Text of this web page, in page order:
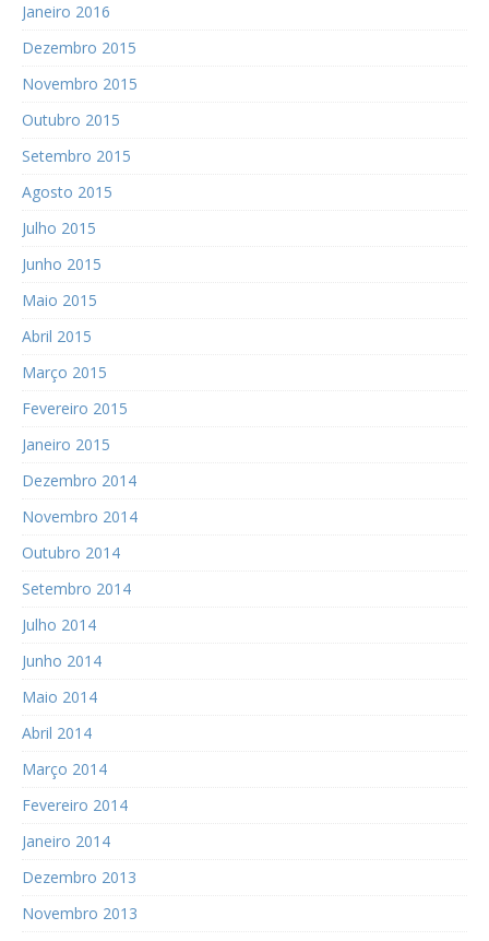
Janeiro 2016
Dezembro 2015
Novembro 2015
Outubro 2015
Setembro 2015
Agosto 2015
Julho 2015
Junho 2015
Maio 2015
Abril 2015
Março 2015
Fevereiro 2015
Janeiro 2015
Dezembro 2014
Novembro 2014
Outubro 2014
Setembro 2014
Julho 2014
Junho 2014
Maio 2014
Abril 2014
Março 2014
Fevereiro 2014
Janeiro 2014
Dezembro 2013
Novembro 2013